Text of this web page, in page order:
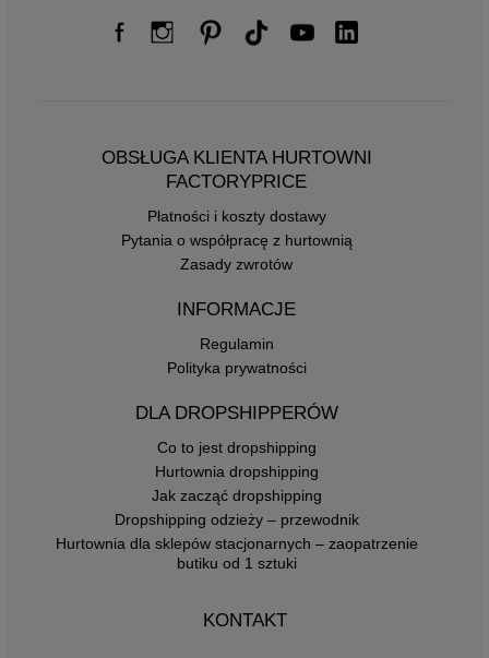
OBSŁUGA KLIENTA HURTOWNI
FACTORYPRICE
Płatności i koszty dostawy
Pytania o współpracę z hurtownią
Zasady zwrotów
INFORMACJE
Regulamin
Polityka prywatności
DLA DROPSHIPPERÓW
Co to jest dropshipping
Hurtownia dropshipping
Jak zacząć dropshipping
Dropshipping odzieży – przewodnik
Hurtownia dla sklepów stacjonarnych – zaopatrzenie
butiku od 1 sztuki
KONTAKT